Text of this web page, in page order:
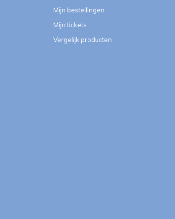
Mijn bestellingen
Mijn tickets
Vergelijk producten